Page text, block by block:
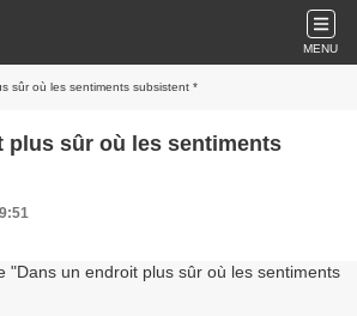
MENU
sûr où les sentiments subsistent *
plus sûr où les sentiments